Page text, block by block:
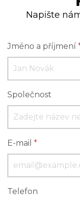
Napište
Jméno a příjmení
Společnost
E-mail *
Telefon